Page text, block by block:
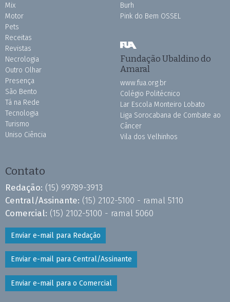
Mix
Motor
Pets
Receitas
Revistas
Necrologia
Outro Olhar
Presença
São Bento
Tá na Rede
Tecnologia
Turismo
Uniso Ciência
Burh
Pink do Bem OSSEL
Fundação Ubaldino do
Amaral
www.fua.org.br
Colégio Politécnico
Lar Escola Monteiro Lobato
Liga Sorocabana de Combate ao
Câncer
Vila dos Velhinhos
Contato
Redação: (15) 99789-3913
Central/Assinante: (15) 2102-5100 - ramal 5110
Comercial: (15) 2102-5100 - ramal 5060
Enviar e-mail para Redação
Enviar e-mail para Central/Assinante
Enviar e-mail para o Comercial